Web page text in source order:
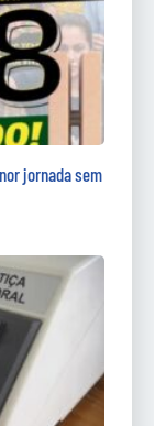
jornada sem